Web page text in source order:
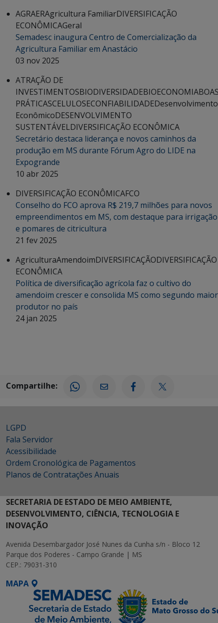
AGRAERAgricultura FamiliarDIVERSIFICAÇÃO
ECONÔMICAGeral
Semadesc inaugura Centro de Comercialização da
Agricultura Familiar em Anastácio
03 nov 2025
ATRAÇÃO DE
INVESTIMENTOSBIODIVERSIDADEBIOECONOMIA
PRÁTICASCELULOSECONFIABILIDADEDesenvolvimento
EconômicoDESENVOLVIMENTO
SUSTENTÁVELDIVERSIFICAÇÃO ECONÔMICA
Secretário destaca liderança e novos caminhos da
produção em MS durante Fórum Agro do LIDE na
Expogrande
10 abr 2025
DIVERSIFICAÇÃO ECONÔMICAFCO
Conselho do FCO aprova R$ 219,7 milhões para novos
empreendimentos em MS, com destaque para irrigação
e pomares de citricultura
21 fev 2025
AgriculturaAmendoimDIVERSIFICAÇÃODIVERSIFICAÇÃO
ECONÔMICA
Política de diversificação agrícola faz o cultivo do
amendoim crescer e consolida MS como segundo maior
produtor no país
24 jan 2025
Compartilhe:
LGPD
Fala Servidor
Acessibilidade
Ordem Cronológica de Pagamentos
Planos de Contratações Anuais
SECRETARIA DE ESTADO DE MEIO AMBIENTE,
DESENVOLVIMENTO, CIÊNCIA, TECNOLOGIA E
INOVAÇÃO
Avenida Desembargador José Nunes da Cunha s/n - Bloco 12
Parque dos Poderes - Campo Grande | MS
CEP.: 79031-310
MAPA